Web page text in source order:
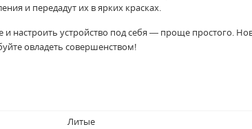
и передадут их в ярких красках.
настроить устройство под себя — проще простого.
овладеть совершенством!
Литые